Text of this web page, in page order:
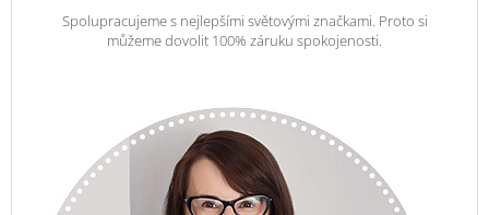
Spolupracujeme s nejlepšími světovými značkami. Proto si
můžeme dovolit 100% záruku spokojenosti.